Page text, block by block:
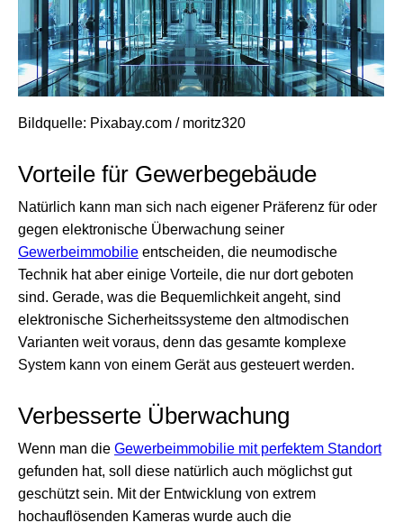
Bildquelle: Pixabay.com / moritz320
Vorteile für Gewerbegebäude
Natürlich kann man sich nach eigener Präferenz für oder
gegen elektronische Überwachung seiner
Gewerbeimmobilie entscheiden, die neumodische
Technik hat aber einige Vorteile, die nur dort geboten
sind. Gerade, was die Bequemlichkeit angeht, sind
elektronische Sicherheitssysteme den altmodischen
Varianten weit voraus, denn das gesamte komplexe
System kann von einem Gerät aus gesteuert werden.
Verbesserte Überwachung
Wenn man die Gewerbeimmobilie mit perfektem Standort
gefunden hat, soll diese natürlich auch möglichst gut
geschützt sein. Mit der Entwicklung von extrem
hochauflösenden Kameras wurde auch die